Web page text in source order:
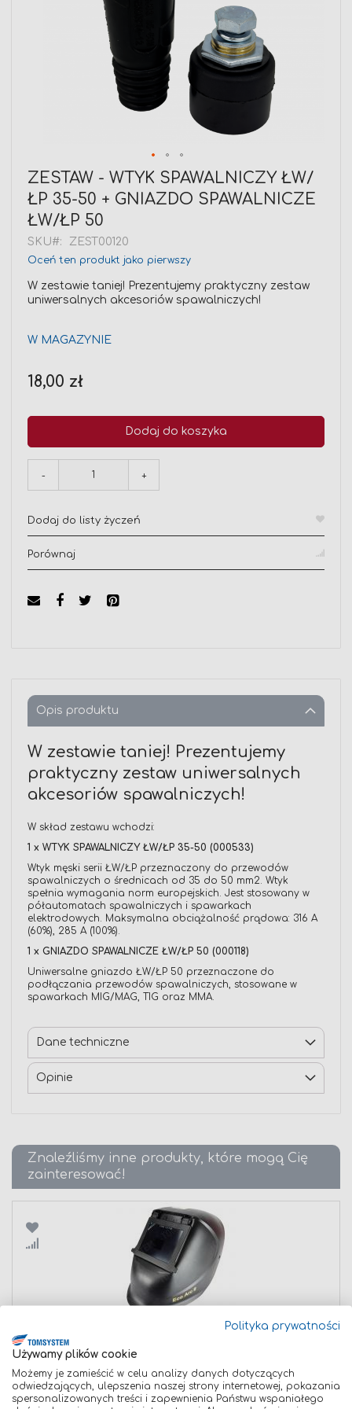
Polityka prywatności
Używamy plików cookie
Możemy je zamieścić w celu analizy danych dotyczących
odwiedzających, ulepszenia naszej strony internetowej, pokazania
spersonalizowanych treści i zapewnienia Państwu wspaniałego
Przejdź
na
początek
galerii
ZESTAW - WTYK SPAWALNICZY ŁW/
ŁP 35-50 + GNIAZDO SPAWALNICZE
ŁW/ŁP 50
SKU ZEST00120
Oceń ten produkt jako pierwszy
W zestawie taniej! Prezentujemy praktyczny zestaw
uniwersalnych akcesoriów spawalniczych!
W MAGAZYNIE
18,00 zł
Dodaj do koszyka
- +
Dodaj do listy życzeń
Porównaj
Opis produktu
W zestawie taniej! Prezentujemy
praktyczny zestaw uniwersalnych
akcesoriów spawalniczych!
W skład zestawu wchodzi:
1 x WTYK SPAWALNICZY ŁW/ŁP 35-50 (000533)
Wtyk męski serii ŁW/ŁP przeznaczony do przewodów
spawalniczych o średnicach od 35 do 50 mm2. Wtyk
spełnia wymagania norm europejskich. Jest stosowany w
półautomatach spawalniczych i spawarkach
elektrodowych. Maksymalna obciążalność prądowa: 316 A
(60%), 285 A (100%).
1 x GNIAZDO SPAWALNICZE ŁW/ŁP 50 (000118)
Uniwersalne gniazdo ŁW/ŁP 50 przeznaczone do
podłączania przewodów spawalniczych, stosowane w
spawarkach MIG/MAG, TIG oraz MMA.
Dane techniczne
Opinie
Znaleźliśmy inne produkty, które mogą Cię
zainteresować!
Porównaj
PRZYŁBICA SPAWALNICZA PASYWNA ESAB ECO-ARC II
Cena
promocyjna
74,00 zł
79,00 zł
Najniższa cena w przeciągu 30 dni przed promocją: 79,00 zł